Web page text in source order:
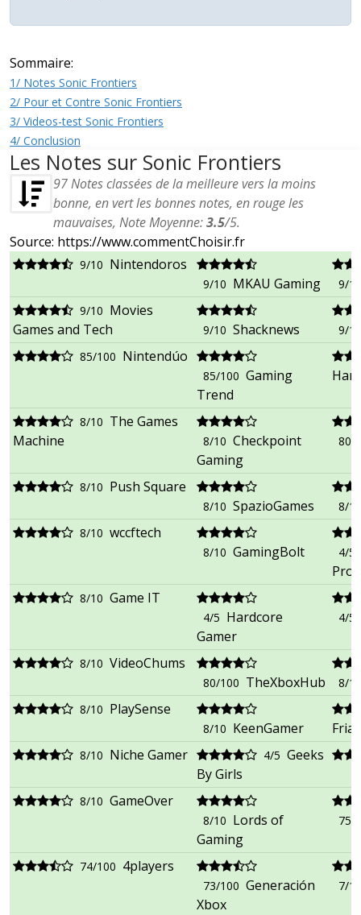
Sommaire:
1/ Notes Sonic Frontiers
2/ Pour et Contre Sonic Frontiers
3/ Videos-test Sonic Frontiers
4/ Conclusion
Les Notes sur Sonic Frontiers
97Notes classées de la meilleure vers la moins
bonne, en vert les bonnes notes, en rouge les
mauvaises, Note Moyenne:3.5/5.
Source: https://www.commentChoisir.fr
9/10 Nintendoros
9/10 MKAU Gaming
9/10
9/10 Movies
Games and Tech
9/10 Shacknews
9/10
85/100 Nintendúo
85/100 Gaming
Trend
8/10 The Games
Machine
8/10 Checkpoint
Gaming
80/
8/10 Push Square
8/10 SpazioGames
8/10
8/10 wccftech
8/10 GamingBolt 4/5
8/10 Game IT
4/5 Hardcore
Gamer
4/5
8/10 VideoChums
80/100 TheXboxHub
8/10
8/10 PlaySense
8/10 KeenGamer Fria
8/10 Niche Gamer 4/5 Geeks
By Girls
8/10 GameOver
8/10 Lords of
Gaming
75/
74/100 4players
73/100 Generación
Xbox
7/10